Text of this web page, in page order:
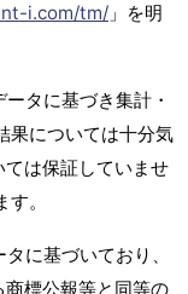
i.com/tm/ 」を明
タに基づき集計・
果については十分気
は保証していませ
。
に基づいており、
標公報等と同等の